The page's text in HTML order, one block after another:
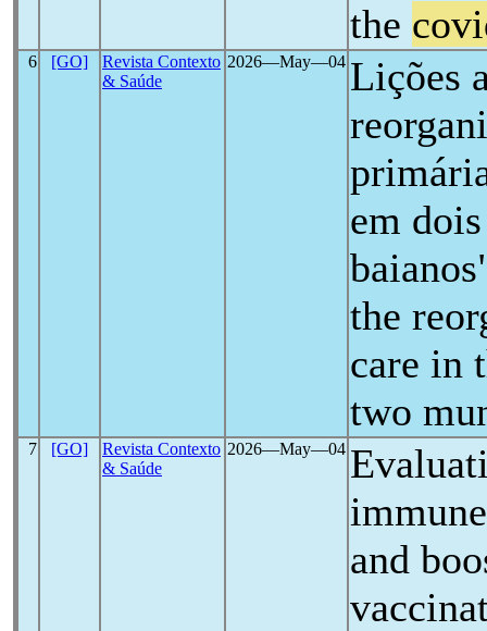
the
6 [GO]
Revista Contexto
& Saúde
2026―May―04 Lições
em
the
care in
two
7 [GO]
Revista Contexto
& Saúde
2026―May―04
and